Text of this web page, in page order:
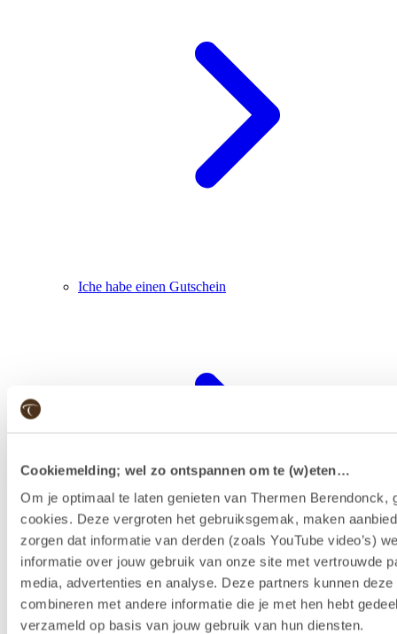
Cookiemelding; wel zo ontspannen om te (w)eten…
Om je optimaal te laten genieten van Thermen Berendonck,
cookies. Deze vergroten het gebruiksgemak, maken
zorgen dat informatie van derden (zoals YouTube video’s)
informatie over jouw gebruik van onze site met vertrouwde
media, advertenties en analyse. Deze partners kunnen deze
combineren met andere informatie die je met hen hebt
verzameld op basis van jouw gebruik van hun diensten.
Iche habe einen Gutschein
Wellness-Resort